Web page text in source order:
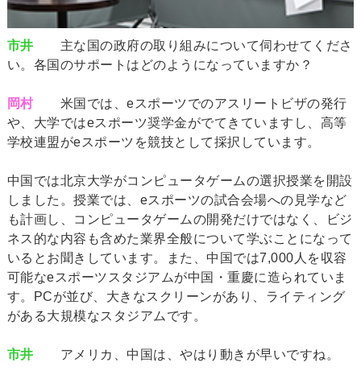
市井 主な国の政府の取り組みについて伺わせてくださ
い。各国のサポートはどのようになっていますか？
岡村米国では、eスポーツでのアスリートビザの発行
や、大学ではeスポーツ奨学金がでてきていますし、高等
学校連盟がeスポーツを競技として採択しています。
中国では北京大学がコンピュータゲームの選択授業を開設
しました。授業では、eスポーツの試合会場への見学など
も計画し、コンピュータゲームの開発だけではなく、ビジ
ネス的な内容も含めた業界全般について学ぶことになって
いるとお聞きしています。また、中国では7,000人を収容
可能なeスポーツスタジアムが中国・重慶に造られていま
す。PCが並び、大きなスクリーンがあり、ライティング
がある大規模なスタジアムです。
市井 アメリカ、中国は、やはり動きが早いですね。